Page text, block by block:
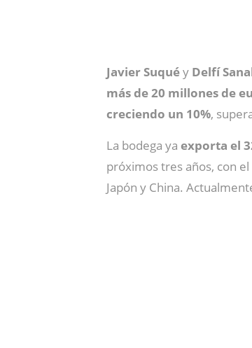
Javier Suquéy Delfí
más de 20 millones de
creciendo un 10%,
La bodega ya exporta el
próximos tres años, con
Japón y China.